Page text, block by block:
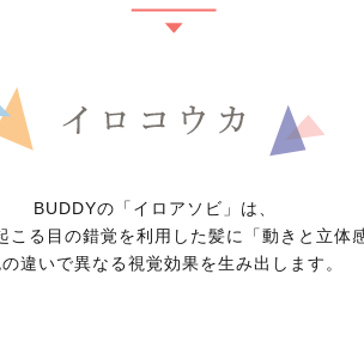
BUDDYの「イロアソビ」は、
る目の錯覚を利用した髪に「動きと立体
違いで異なる視覚効果を生み出します。